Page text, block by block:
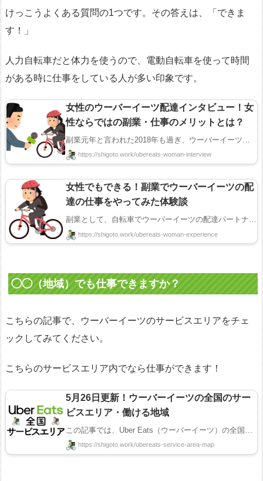
けっこうよくある質問の1つです。その答えは、「できま
す！」
人力自転車だと体力を使うので、電動自転車を使って時間
がある時に仕事をしている人が多い印象です。
女性のウーバーイーツ配達インタビュー！女
性ならではの副業・仕事のメリットとは？
副業元年と言われた2018年も過ぎ、ウーバーイーツの配達パートナー（ウーバーイーツ配達員のことです） ...
https://shigoto.work/ubereats-woman-interview
女性でもできる！副業でウーバーイーツの配
達の仕事をやってみた体験談
副業として、自転車でウーバーイーツの配達パートナー（ウーバーイーツの配達員のことです）を始めてみ ...
https://shigoto.work/ubereats-woman-experience
◯◯（地域）でも仕事できますか？
こちらの記事で、ウーバーイーツのサービスエリアをチェ
ックしてみてください。
こちらのサービスエリア内でなら仕事ができます！
5月26日更新！ウーバーイーツの全国のサー
ビスエリア・働ける地域
https://shigoto.work/ubereats-service-area-map